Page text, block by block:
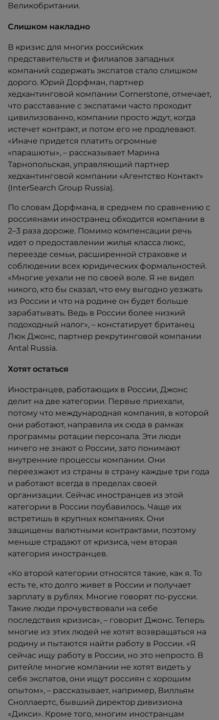
Великобритании.
Слишком накладно
В кризис для многих российских
представительств и филиалов западных
компаний содержать экспатов стало слишком
дорого. Юрий Дорфман, партнер
хедхантинговой компании Cornerstone, отмечает,
что расставание с экспатами часто проходит
цивилизованно, компании просто ждут, когда
истечет контракт, и потом его не продлевают.
«Иначе придется платить огромные
«парашюты», – рассказывает Марина
Тарнопольская, управляющий партнер
хедхантинговой компании «Агентство Контакт»
(InterSearch Group Russia).
По словам Дорфмана, в среднем по сравнению с
россиянами иностранец обходится компании в
2–3 раза дороже. Помимо компенсации речь
идет о предоставлении жилья класса люкс,
переезде семьи, расширенной страховке и
соблюдении всех юридических формальностей.
«Многие уехали не по своей воле. Я не видел
никого, кто бы сказал, что ему выгодно уезжать
из России и что на родине он будет больше
зарабатывать. Ведь в России более низкий
подоходный налог», – констатирует британец
Люк Джонс, партнер рекрутинговой компании
Antal Russia.
Хотят остаться
Иностранцев, работающих в России, Джонс
делит на две категории. Первые приехали,
потому что международная компания, в которой
они работают, направила их сюда в рамках
программы ротации персонала. Эти люди
ничего не знают о России, зато понимают
внутренние процессы компании. Они
переезжают из страны в страну каждые три года
и работают всегда в пределах своей
организации. Сейчас иностранцев из этой
категории в России поубавилось. Чаще их
встретишь в крупных компаниях. Они
защищены валютными контрактами, поэтому
меньше страдают от кризиса, чем вторая
категория иностранцев.
«Ко второй категории относятся такие, как я. То
есть те, кто долго живет в России и получает
зарплату в рублях. Многие говорят по-русски.
Такие люди прочувствовали на себе
последствия кризиса», – говорит Джонс. Теперь
многие из этих людей не хотят возвращаться на
родину и пытаются найти работу в России. «Я
сейчас ищу работу в России, но это непросто. В
ритейле многие компании не хотят видеть у
себя экспатов, они ищут россиян с хорошим
опытом», – рассказывает, например, Вилльям
Сноллаертс, бывший директор дивизиона
«Дикси». Кроме того, многим иностранцам